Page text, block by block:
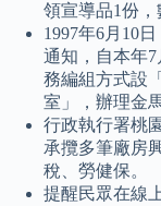
領宣導品1份，
1997年6月10
通知，自本年
務編組方式設
室」，辦理金
行政執行署桃
承攬多筆廠房
稅、勞健保。
提醒民眾在線